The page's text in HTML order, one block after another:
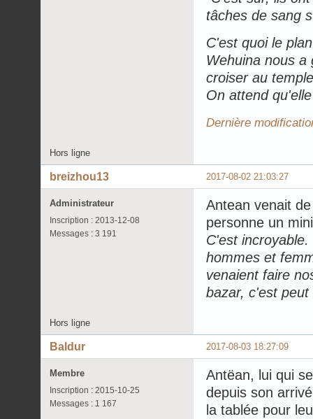
tâches de sang
C'est quoi le
Wehuina nous a
croiser au
On attend
Dernière
Hors ligne
2017-08-02 21:03:27
breizhou13
Administrateur
Inscription : 2013-12-08
Messages : 3 191
Antean venait
personne un
C'est
hommes et
venaient faire
bazar, c'est
Hors ligne
2017-08-03 18:27:09
Baldur
Membre
Inscription : 2015-10-25
Messages : 1 167
Antëan, lui qui
depuis son
la tablée pour